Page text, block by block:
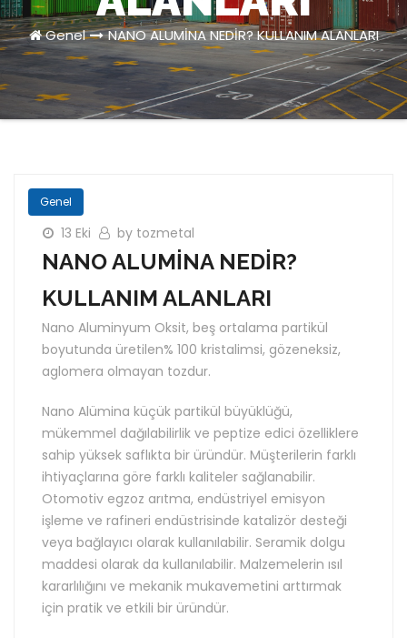
Genel NANO ALUMİNA NEDİR? KULLANIM ALANLARI
Genel
13 Eki by tozmetal
NANO ALUMİNA NEDİR?
KULLANIM ALANLARI
Nano Aluminyum Oksit, beş ortalama partikül
boyutunda üretilen% 100 kristalimsi, gözeneksiz,
aglomera olmayan tozdur.
Nano Alümina küçük partikül büyüklüğü,
mükemmel dağılabilirlik ve peptize edici özelliklere
sahip yüksek saflıkta bir üründür. Müşterilerin farklı
ihtiyaçlarına göre farklı kaliteler sağlanabilir.
Otomotiv egzoz arıtma, endüstriyel emisyon
işleme ve rafineri endüstrisinde katalizör desteği
veya bağlayıcı olarak kullanılabilir. Seramik dolgu
maddesi olarak da kullanılabilir. Malzemelerin ısıl
kararlılığını ve mekanik mukavemetini arttırmak
için pratik ve etkili bir üründür.